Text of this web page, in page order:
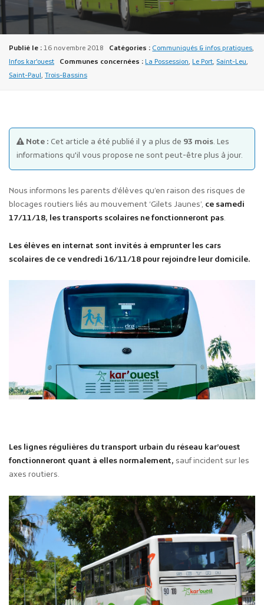
Plans d'accès
Publié le : 16 novembre 2018 Catégories : Communiqués & infos pratiques,
Infos kar'ouest
Communes concernées : La Possession,Le Port, Saint-Leu,
Saint-Paul, Trois-Bassins
Note : Cet article a été publié il y a plus de 93 mois. Les
informations qu'il vous propose ne sont peut-être plus à jour.
Nous informons les parents d’élèves qu’en raison des risques de
blocages routiers liés au mouvement ‘Gilets Jaunes’, ce samedi
17/11/18, les transports scolaires ne fonctionneront pas.
Les élèves en internat sont invités à emprunter les cars
scolaires de ce vendredi 16/11/18 pour rejoindre leur domicile.
Les lignes régulières du transport urbain du réseau kar’ouest
fonctionneront quant à elles normalement, sauf incident sur les
axes routiers.